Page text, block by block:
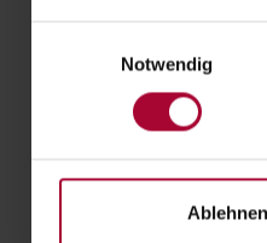
Notwendig
Ablehnen
Zahlen & Fakten